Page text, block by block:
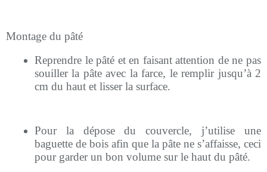
Montage du pâté
Reprendre le pâté et en faisant attention de ne pas
souiller la pâte avec la farce, le remplir jusqu’à 2
cm du haut et lisser la surface.
Pour la dépose du couvercle, j’utilise une
baguette de bois afin que la pâte ne s’affaisse, ceci
pour garder un bon volume sur le haut du pâté.